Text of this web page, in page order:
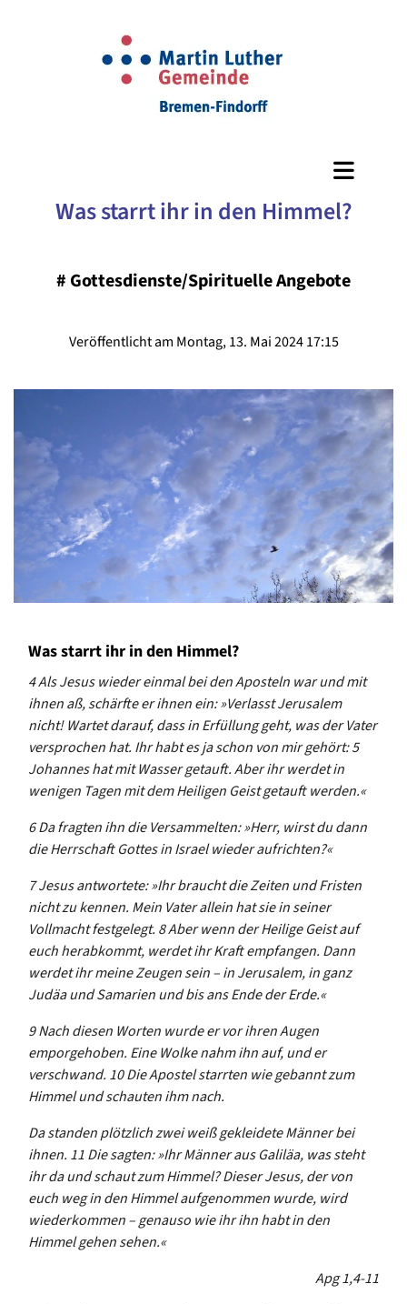
Was starrt ihr in den Himmel?
# Gottesdienste/Spirituelle Angebote
Veröffentlicht am Montag, 13. Mai 2024 17:15
Was starrt ihr in den Himmel?
4 Als Jesus wieder einmal bei den Aposteln war und mit
ihnen aß, schärfte er ihnen ein: »Verlasst Jerusalem
nicht! Wartet darauf, dass in Erfüllung geht, was der Vater
versprochen hat. Ihr habt es ja schon von mir gehört: 5
Johannes hat mit Wasser getauft. Aber ihr werdet in
wenigen Tagen mit dem Heiligen Geist getauft werden.«
6 Da fragten ihn die Versammelten: »Herr, wirst du dann
die Herrschaft Gottes in Israel wieder aufrichten?«
7 Jesus antwortete: »Ihr braucht die Zeiten und Fristen
nicht zu kennen. Mein Vater allein hat sie in seiner
Vollmacht festgelegt. 8 Aber wenn der Heilige Geist auf
euch herabkommt, werdet ihr Kraft empfangen. Dann
werdet ihr meine Zeugen sein – in Jerusalem, in ganz
Judäa und Samarien und bis ans Ende der Erde.«
9 Nach diesen Worten wurde er vor ihren Augen
emporgehoben. Eine Wolke nahm ihn auf, und er
verschwand. 10 Die Apostel starrten wie gebannt zum
Himmel und schauten ihm nach.
Da standen plötzlich zwei weiß gekleidete Männer bei
ihnen. 11 Die sagten: »Ihr Männer aus Galiläa, was steht
ihr da und schaut zum Himmel? Dieser Jesus, der von
euch weg in den Himmel aufgenommen wurde, wird
wiederkommen – genauso wie ihr ihn habt in den
Himmel gehen sehen.«
Apg 1,4-11